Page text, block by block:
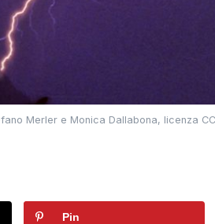
Merler e Monica Dallabona, licenza
Pin